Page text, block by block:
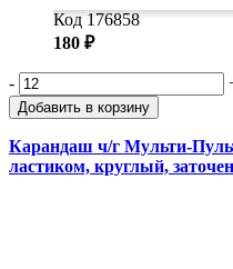
Код 176858
180 ₽
-
Добавить в корзину
Карандаш ч/г Мульти-
ластиком, круглый,